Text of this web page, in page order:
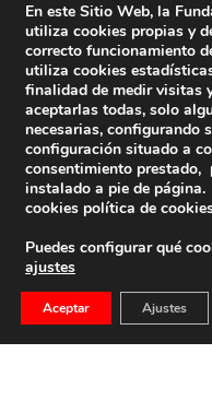
Fundación
En este Sitio Web, la
utiliza cookies propias y
correcto funcionamiento
utiliza cookies
finalidad de medir visitas
aceptarlas todas, solo
necesarias, configurando
configuración situado a
consentimiento prestado,
instalado a pie de
cookies política de
Puedes configurar qué
ajustes
Aceptar Ajustes